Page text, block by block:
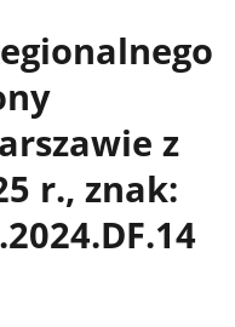
z
r., znak: